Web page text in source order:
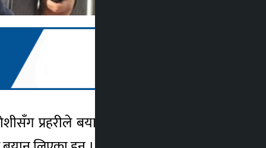
प्रहरीले बयान लिएको छ । मंसिर ४ मा